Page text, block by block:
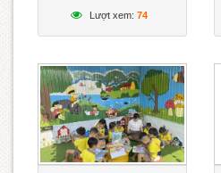
Lượt xem: 74